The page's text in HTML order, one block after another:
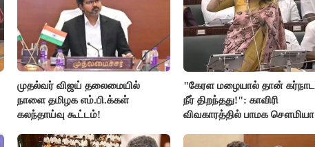
முதல்வர் விஜய் தலைமையில்
நாளை தமிழக எம்.பி.க்கள்
கலந்தாய்வு கூட்டம்!
"கேரள மழையால் தான்
நீர் திறந்தது!": காவிரி
விவகாரத்தில் பாமக சௌமியா